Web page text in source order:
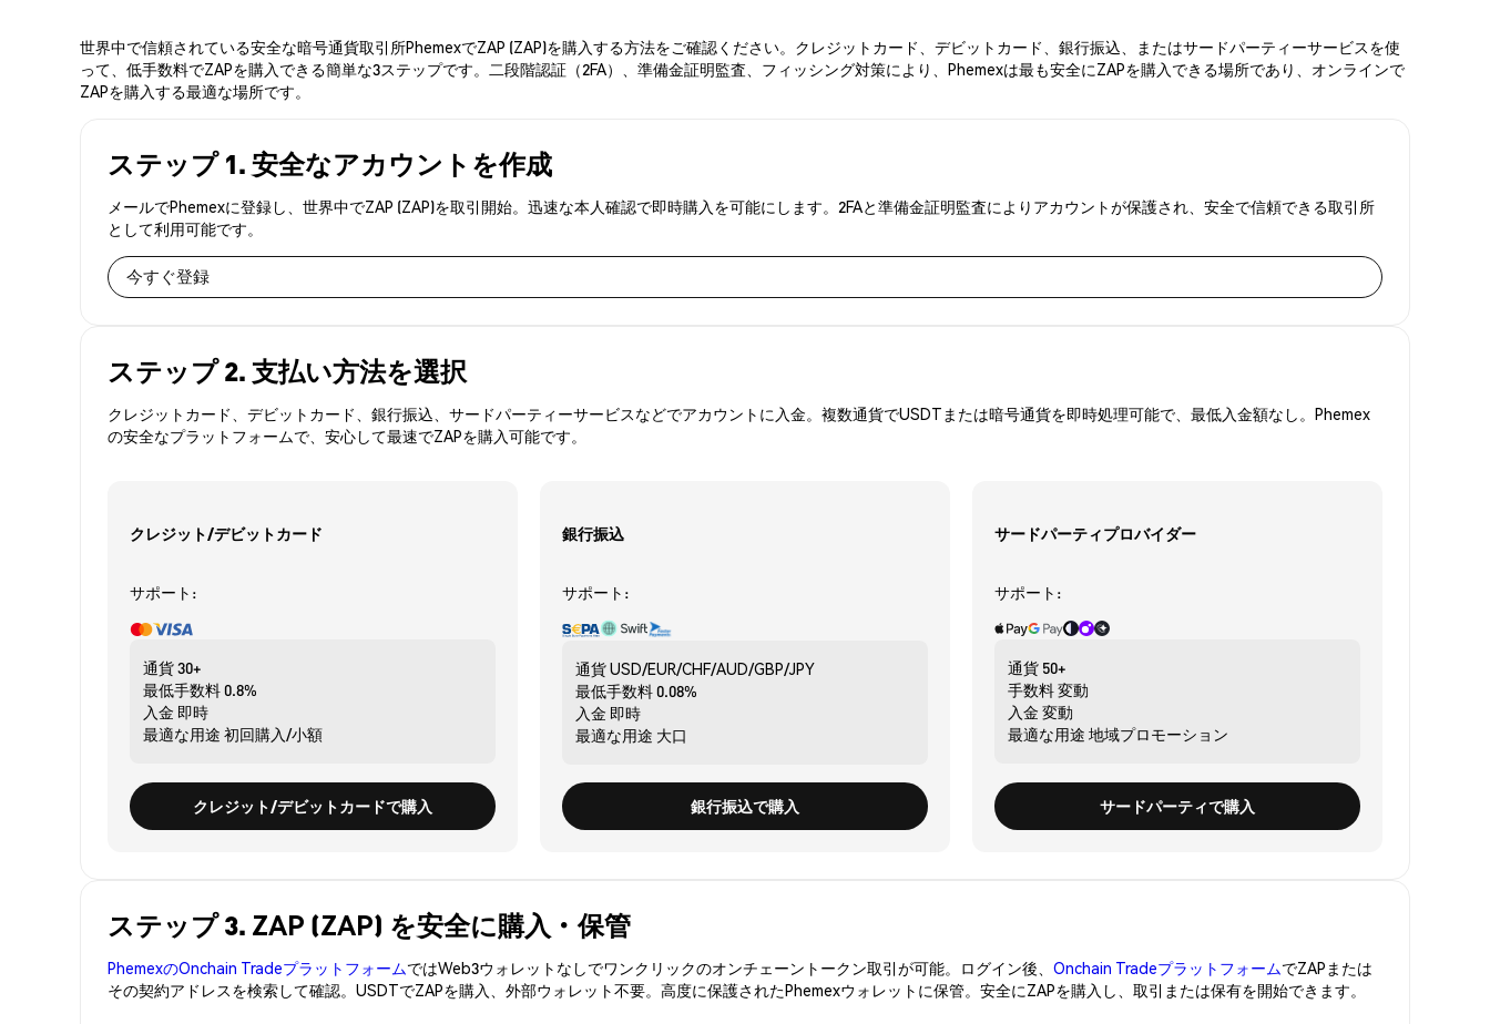
世界中で信頼されている安全な暗号通貨取引所PhemexでZAP (ZAP)を購入する方法をご確認ください。クレジットカード、デビットカード、銀行振込、またはサードパーティーサービスを使
って、低手数料でZAPを購入できる簡単な3ステップです。二段階認証（2FA）、準備金証明監査、フィッシング対策により、Phemexは最も安全にZAPを購入できる場所であり、オンラインで
ZAPを購入する最適な場所です。
ステップ 1. 安全なアカウントを作成
メールでPhemexに登録し、世界中でZAP (ZAP)を取引開始。迅速な本人確認で即時購入を可能にします。2FAと準備金証明監査によりアカウントが保護され、安全で信頼できる取引所
として利用可能です。
今すぐ登録
ステップ 2. 支払い方法を選択
クレジットカード、デビットカード、銀行振込、サードパーティーサービスなどでアカウントに入金。複数通貨でUSDTまたは暗号通貨を即時処理可能で、最低入金額なし。Phemex
の安全なプラットフォームで、安心して最速でZAPを購入可能です。
クレジット/デビットカード
サポート:
通貨30+
最低手数料0.8%
入金 即時
最適な用途 初回購入/小額
クレジット/デビットカードで購入
銀行振込
サポート:
通貨USD/EUR/CHF/AUD/GBP/JPY
最低手数料0.08%
入金 即時
最適な用途 大口
銀行振込で購入
サードパーティプロバイダー
サポート:
通貨 50+
手数料変動
入金 変動
最適な用途 地域プロモーション
サードパーティで購入
ステップ 3. ZAP (ZAP) を安全に購入・保管
PhemexのOnchain TradeプラットフォームではWeb3ウォレットなしでワンクリックのオンチェーントークン取引が可能。ログイン後、 Onchain TradeプラットフォームでZAPまたは
その契約アドレスを検索して確認。USDTでZAPを購入、外部ウォレット不要。高度に保護されたPhemexウォレットに保管。安全にZAPを購入し、取引または保有を開始できます。